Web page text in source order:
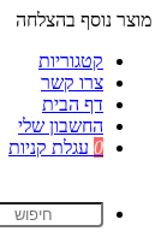
מוצר נוסף בהצלחה
קטגוריות
צרו קשר
דף הבית
החשבון שלי
0 עגלת קניות